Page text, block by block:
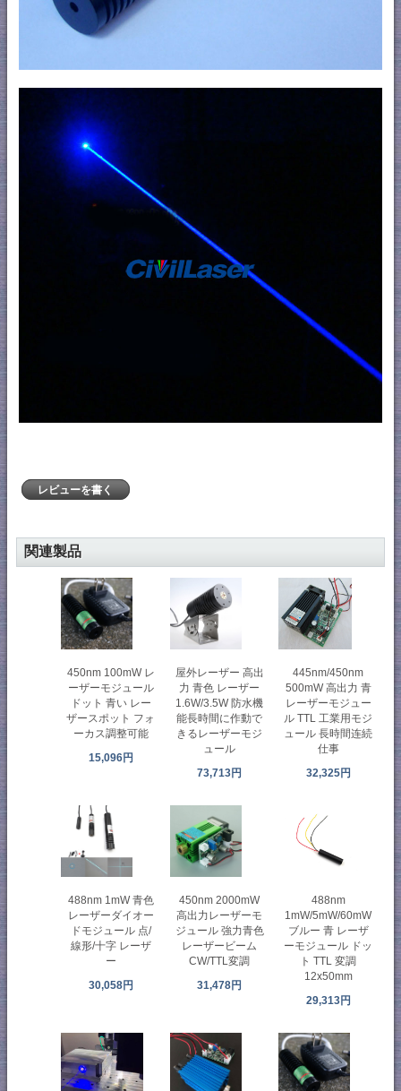
レビューを書く
関連製品
450nm 100mW レ
ーザーモジュール
ドット 青い レー
ザースポット フォ
ーカス調整可能
15,096円
屋外レーザー 高出
力 青色 レーザー
1.6W/3.5W 防水機
能長時間に作動で
きるレーザーモジ
ュール
73,713円
445nm/450nm
500mW 高出力 青
レーザーモジュー
ル TTL 工業用モジ
ュール 長時間连続
仕事
32,325円
488nm 1mW 青色
レーザーダイオー
ドモジュール 点/
線形/十字 レーザ
ー
30,058円
450nm 2000mW
高出力レーザーモ
ジュール 強力青色
レーザービーム
CW/TTL変調
31,478円
488nm
1mW/5mW/60mW
ブルー 青 レーザ
ーモジュール ドッ
ト TTL 変調
12x50mm
29,313円